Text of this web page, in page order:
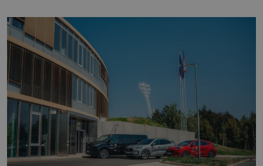
času tráví na zemi, kde sbírá zbytky semínek Jeho
domovinou je prakticky celá Austrálie s výjimkou
pobřežní oblasti.